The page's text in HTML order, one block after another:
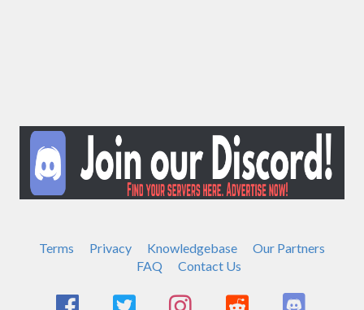
Terms Privacy Knowledgebase
Our Partners
FAQ
Contact Us